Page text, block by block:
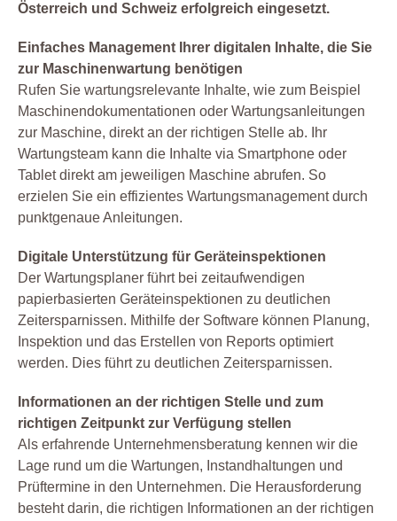
Österreich und Schweiz erfolgreich eingesetzt.
Einfaches Management Ihrer digitalen Inhalte, die Sie
zur Maschinenwartung benötigen
Rufen Sie wartungsrelevante Inhalte, wie zum Beispiel
Maschinendokumentationen oder Wartungsanleitungen
zur Maschine, direkt an der richtigen Stelle ab. Ihr
Wartungsteam kann die Inhalte via Smartphone oder
Tablet direkt am jeweiligen Maschine abrufen. So
erzielen Sie ein effizientes Wartungsmanagement durch
punktgenaue Anleitungen.
Digitale Unterstützung für Geräteinspektionen
Der Wartungsplaner führt bei zeitaufwendigen
papierbasierten Geräteinspektionen zu deutlichen
Zeitersparnissen. Mithilfe der Software können Planung,
Inspektion und das Erstellen von Reports optimiert
werden. Dies führt zu deutlichen Zeitersparnissen.
Informationen an der richtigen Stelle und zum
richtigen Zeitpunkt zur Verfügung stellen
Als erfahrende Unternehmensberatung kennen wir die
Lage rund um die Wartungen, Instandhaltungen und
Prüftermine in den Unternehmen. Die Herausforderung
besteht darin, die richtigen Informationen an der richtigen